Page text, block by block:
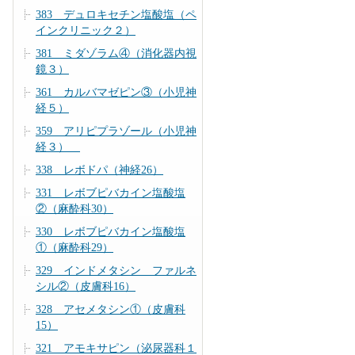
383 デュロキセチン塩酸塩（ペ
インクリニック２）
381 ミダゾラム④（消化器内視
鏡３）
361 カルバマゼピン③（小児神
経５）
359 アリピプラゾール（小児神
経３）
338 レボドパ（神経26）
331 レボブピバカイン塩酸塩
②（麻酔科30）
330 レボブピバカイン塩酸塩
①（麻酔科29）
329 インドメタシン ファルネ
シル②（皮膚科16）
328 アセメタシン①（皮膚科
15）
321 アモキサピン（泌尿器科１